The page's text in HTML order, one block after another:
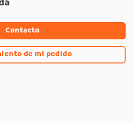
Contacto
de mi pedido